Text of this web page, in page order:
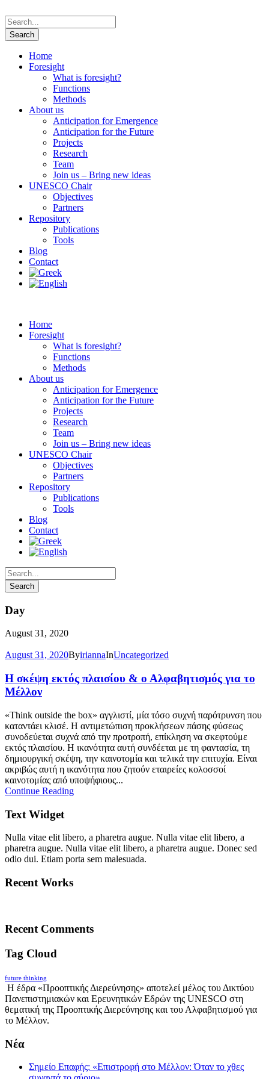
Home
Foresight
What is foresight?
Functions
Methods
About us
Anticipation for Emergence
Anticipation for the Future
Projects
Research
Team
Join us – Bring new ideas
UNESCO Chair
Objectives
Partners
Repository
Publications
Tools
Blog
Contact
Home
Foresight
What is foresight?
Functions
Methods
About us
Anticipation for Emergence
Anticipation for the Future
Projects
Research
Team
Join us – Bring new ideas
UNESCO Chair
Objectives
Partners
Repository
Publications
Tools
Blog
Contact
Day
August 31, 2020
August 31, 2020ByiriannaInUncategorized
Η σκέψη εκτός πλαισίου & ο Αλφαβητισμός για το
Μέλλον
«Τhink outside the box» αγγλιστί, μία τόσο συχνή παρότρυνση που
καταντάει κλισέ. Η αντιμετώπιση προκλήσεων πάσης φύσεως
συνοδεύεται συχνά από την προτροπή, επίκληση να σκεφτούμε
εκτός πλαισίου. Η ικανότητα αυτή συνδέεται με τη φαντασία, τη
δημιουργική σκέψη, την καινοτομία και τελικά την επιτυχία. Είναι
ακριβώς αυτή η ικανότητα που ζητούν εταιρείες κολοσσοί
καινοτομίας από υποψήφιους...
Continue Reading
Text Widget
Nulla vitae elit libero, a pharetra augue. Nulla vitae elit libero, a
pharetra augue. Nulla vitae elit libero, a pharetra augue. Donec sed
odio dui. Etiam porta sem malesuada.
Recent Works
Recent Comments
Tag Cloud
future thinking
Η έδρα «Προοπτικής Διερεύνησης» αποτελεί μέλος του Δικτύου
Πανεπιστημιακών και Ερευνητικών Εδρών της UNESCO στη
θεματική της Προοπτικής Διερεύνησης και του Αλφαβητισμού για
το Μέλλον.
Νέα
Σημείο Επαφής: «Επιστροφή στο Μέλλον: Όταν το χθες